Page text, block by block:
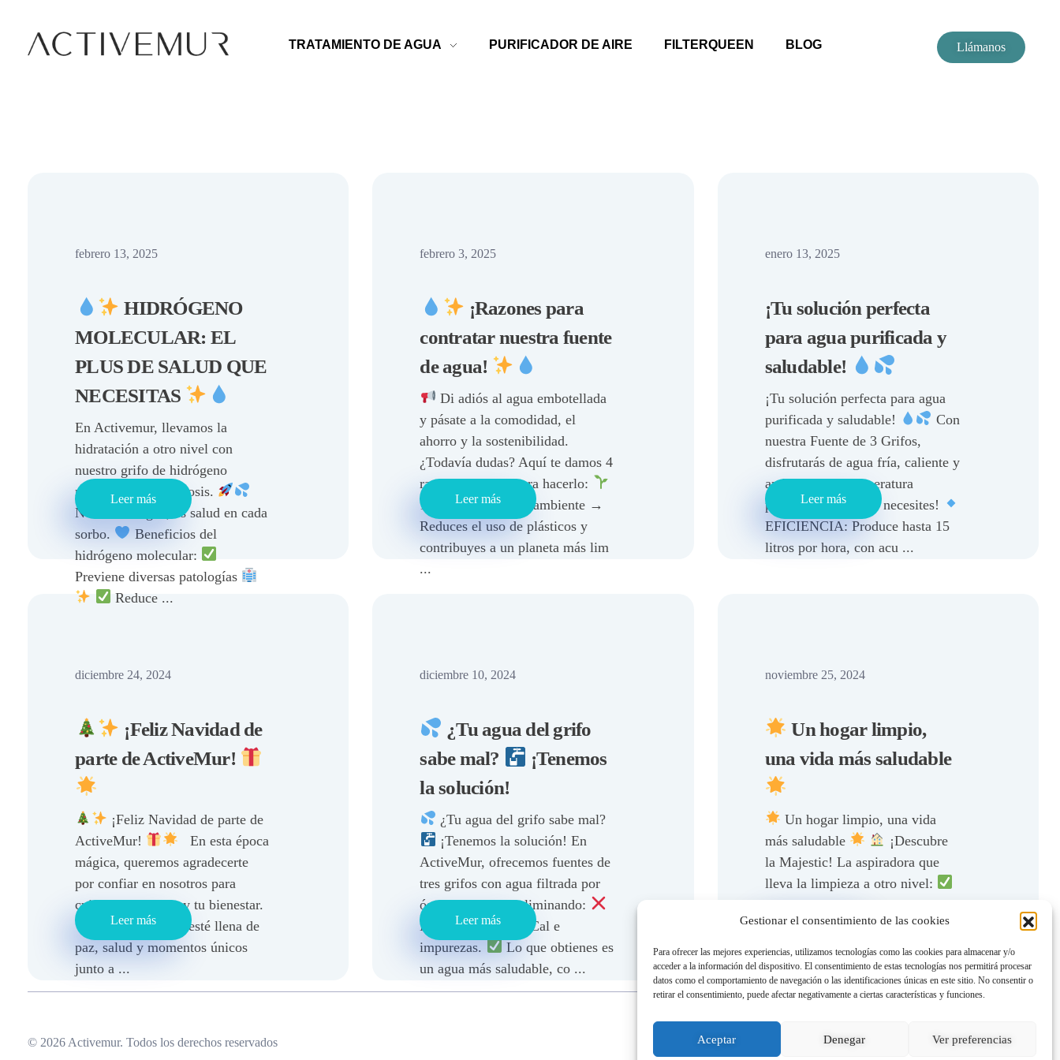
Gestionar el consentimiento de las cookies
Para ofrecer las mejores experiencias, utilizamos tecnologías como las cookies para almacenar y/o
acceder a la información del dispositivo. El consentimiento de estas tecnologías nos permitirá procesar
datos como el comportamiento de navegación o las identificaciones únicas en este sitio. No consentir o
retirar el consentimiento, puede afectar negativamente a ciertas características y funciones.
Aceptar Denegar Ver preferencias
TRATAMIENTO DE AGUA PURIFICADOR DE AIRE FILTERQUEEN BLOG Llámanos
febrero 13, 2025
HIDRÓGENO
MOLECULAR: EL
PLUS DE SALUD QUE
NECESITAS
En Activemur, llevamos la
hidratación a otro nivel con
nuestro grifo de hidrógeno
molecular para ósmosis.
No es solo agua, es salud en cada
sorbo.
Beneficios del
hidrógeno molecular:
Previene diversas patologías
Reduce ...
Leer más
febrero 3, 2025
¡Razones para
contratar nuestra fuente
de agua!
Di adiós al agua embotellada
y pásate a la comodidad, el
ahorro y la sostenibilidad.
¿Todavía dudas? Aquí te damos 4
razones de peso para hacerlo:
1. Ayudas al medio ambiente →
Reduces el uso de plásticos y
contribuyes a un planeta más lim
...
Leer más
enero 13, 2025
¡Tu solución perfecta
para agua purificada y
saludable!
¡Tu solución perfecta para agua
purificada y saludable!
Con
nuestra Fuente de 3 Grifos,
disfrutarás de agua fría, caliente y
ambiente a la temperatura
perfecta, ¡cuando lo necesites!
EFICIENCIA: Produce hasta 15
litros por hora, con acu ...
Leer más
diciembre 24, 2024
¡Feliz Navidad de
parte de ActiveMur!
¡Feliz Navidad de parte de
ActiveMur!
En esta época
mágica, queremos agradecerte
por confiar en nosotros para
cuidar de tu hogar y tu bienestar.
Que esta Navidad esté llena de
paz, salud y momentos únicos
junto a ...
Leer más
diciembre 10, 2024
¿Tu agua del grifo
sabe mal?
¡Tenemos
la solución!
¿Tu agua del grifo sabe mal?
¡Tenemos la solución! En
ActiveMur, ofrecemos fuentes de
tres grifos con agua filtrada por
ósmosis inversa, eliminando:
Malos sabores.
Cal e
impurezas.
Lo que obtienes es
un agua más saludable, co ...
Leer más
noviembre 25, 2024
Un hogar limpio,
una vida más saludable
Un hogar limpio, una vida
más saludable
¡Descubre
la Majestic! La aspiradora que
lleva la limpieza a otro nivel:
Diseñada para durar toda la vida.
Olvídate de reemplazos
constantes.
Tecnología sin
bolsa. ¡Adiós al desorden!
...
Leer más
© 2026 Activemur. Todos los derechos reservados